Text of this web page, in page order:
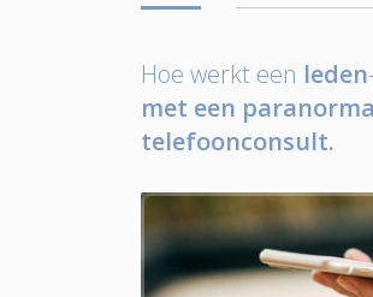
Hoe werkt een leden
met een
telefoonconsult.